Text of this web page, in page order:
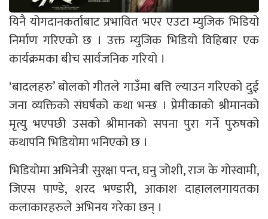
यिनै योगदानकर्ताबाट प्रभावित भएर एउटा म्युजिक भिडियो
निर्माण गरिएको छ । उक्त म्युजिक भिडियो विहिबार एक
कार्यक्रमका बीच सार्वजनिक गरियो ।
‘बादलहरु’ बोलको गीतले गाउँमा बत्ति ल्याउन गरिएको दुई
जना व्यक्तिको संघर्षको कथा भन्छ । प्रेमीकाको श्रीमानको
मृत्यु भएपछी उसको श्रीमानको सपना पुरा गर्ने पुरुषको
कथापनि भिडियोमा भनिएको छ ।
भिडियोमा अभिनेत्री सुरक्षा पन्त, घनु जोशी, राज के गोस्वामी,
जिएस पाण्डे, शरद भण्डारी, आकाश दाहाललगायतका
कलाकारहरुले अभिनय गरेका छन् ।